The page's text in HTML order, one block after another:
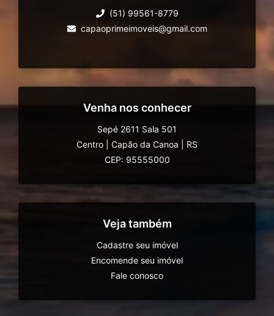
(51) 99561-8779
capaoprimeimoveis@gmail.com
Venha nos conhecer
Sepé 2611 Sala 501
Centro
Capão da Canoa
RS
CEP: 95555000
Veja também
Cadastre seu imóvel
Encomende seu imóvel
Fale conosco